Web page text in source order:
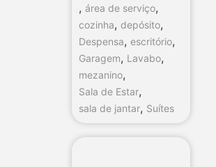
, área de serviço,
cozinha, depósito,
Despensa, escritório,
Garagem, Lavabo,
mezanino,
Sala de Estar,
sala de jantar, Suítes